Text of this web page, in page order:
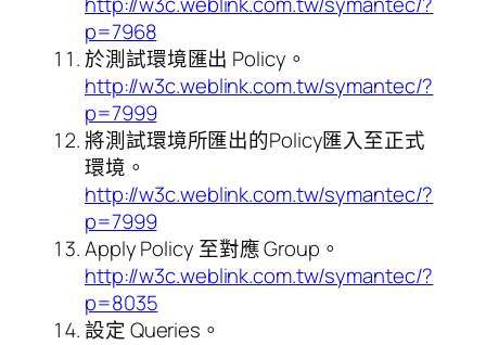
p=7968
於測試環境匯出 Policy。
http://w3c.weblink.com.tw/symantec/?
p=7999
將測試環境所匯出的Policy匯入至正式
環境。
http://w3c.weblink.com.tw/symantec/?
p=7999
Apply Policy 至對應 Group。
http://w3c.weblink.com.tw/symantec/?
p=8035
設定 Queries。